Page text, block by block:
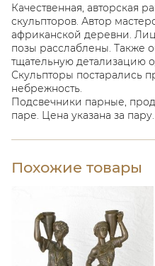
Качественная, авторская
скульпторов. Автор
африканской деревни.
позы расслаблены. Также
тщательную детализацию
Скульпторы постарались
небрежность.
Подсвечники парные,
паре. Цена указана за
Похожие товары